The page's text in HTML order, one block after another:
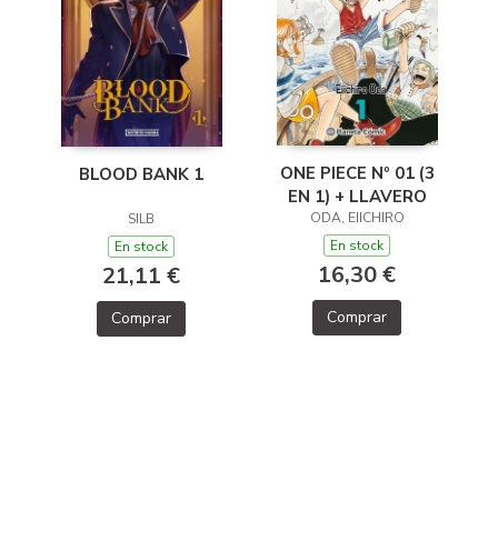
BLOOD BANK 1
SILB
En stock
21,11 €
Comprar
ONE PIECE Nº 01 (3
EN 1) + LLAVERO
ODA, EIICHIRO
En stock
16,30 €
Comprar